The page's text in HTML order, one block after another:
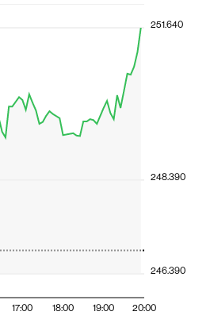
17:00 18:00 19:00 20:00
246.390
248.390
251.640